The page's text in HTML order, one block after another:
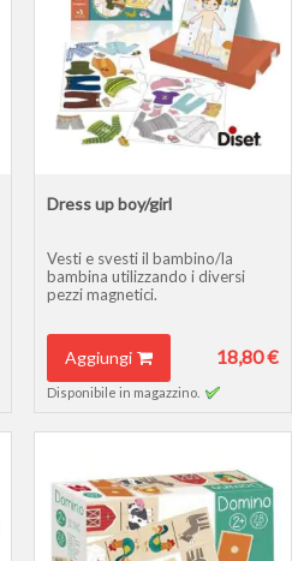
Dress up boy/girl
Vesti e svesti il bambino/la
bambina utilizzando i diversi
pezzi magnetici.
Aggiungi 18,80 €
Disponibile in magazzino.